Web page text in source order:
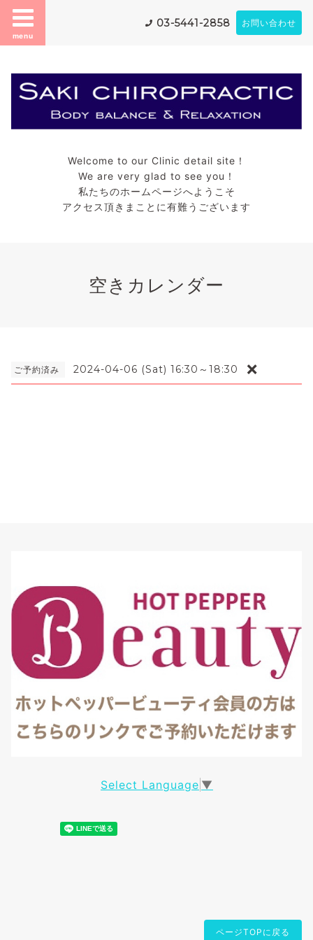
menu
03-5441-2858 お問い合わせ
Welcome to our Clinic detail site！
We are very glad to see you！
私たちのホームページへようこそ
アクセス頂きまことに有難うございます
空きカレンダー
ご予約済み 2024-04-06 (Sat) 16:30～18:30 ❌
Select Language ▼
ページTOPに戻る